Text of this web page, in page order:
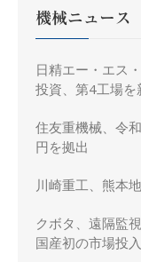
機械ニュース
日精エー・エス
投資、第4工場
住友重機械、令
円を拠出
川崎重工、熊本
クボタ、遠隔監
国産初の市場投